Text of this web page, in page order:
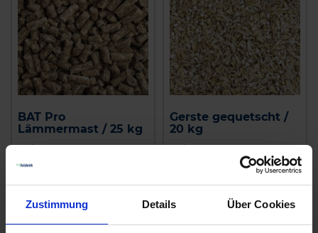
Zustimmung Details Über Cookies
BAT Pro
Lämmermast / 25 kg
0,65 € / kg
WARENKORB
Gerste gequetscht /
20 kg
IN DEN
WARENKORB